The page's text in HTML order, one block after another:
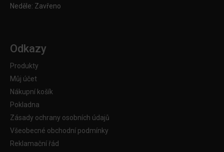
Neděle: Zavřeno
Odkazy
Produkty
Můj účet
Nákupní košík
Pokladna
Zásady ochrany osobních údajů
Všeobecné obchodní podmínky
Reklamační řád